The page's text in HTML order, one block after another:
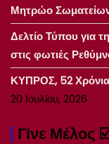
Μητρώο
Δελτίο Τύπου για
στις φωτιές
ΚΥΠΡΟΣ, 52
20 Ιουλίου, 2026
Γίνε Μέλος